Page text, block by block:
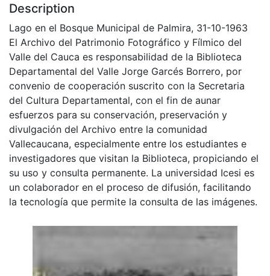
Description
Lago en el Bosque Municipal de Palmira, 31-10-1963
El Archivo del Patrimonio Fotográfico y Fílmico del
Valle del Cauca es responsabilidad de la Biblioteca
Departamental del Valle Jorge Garcés Borrero, por
convenio de cooperación suscrito con la Secretaria
del Cultura Departamental, con el fin de aunar
esfuerzos para su conservación, preservación y
divulgación del Archivo entre la comunidad
Vallecaucana, especialmente entre los estudiantes e
investigadores que visitan la Biblioteca, propiciando el
su uso y consulta permanente. La universidad Icesi es
un colaborador en el proceso de difusión, facilitando
la tecnología que permite la consulta de las imágenes.